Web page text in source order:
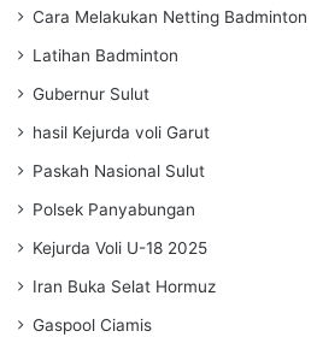
Cara Melakukan Netting Badminton
Latihan Badminton
Gubernur Sulut
hasil Kejurda voli Garut
Paskah Nasional Sulut
Polsek Panyabungan
Kejurda Voli U-18 2025
Iran Buka Selat Hormuz
Gaspool Ciamis